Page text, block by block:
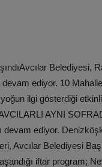
Belediyesi,
ediyor. 10
ilgi gösterdiği
AYNI
ediyor.
Avcılar Belediyesi
iftar program;